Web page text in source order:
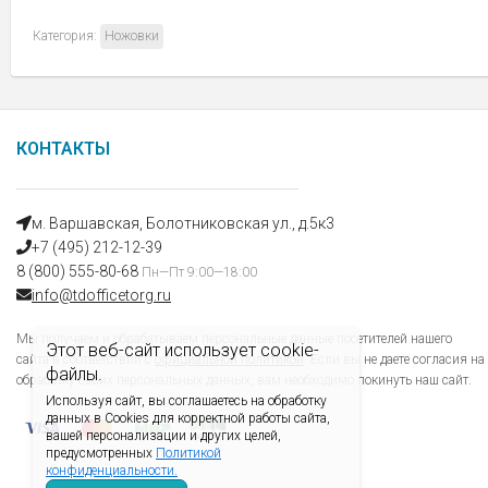
Этот веб-сайт использует cookie-
файлы.
Используя сайт, вы соглашаетесь на обработку
данных в Cookies для корректной работы сайта,
вашей персонализации и других целей,
предусмотренных Политикой
конфиденциальности.
Категория: Ножовки
КОНТАКТЫ
м. Варшавская, Болотниковская ул., д.5к3
+7 (495) 212-12-39
8 (800) 555-80-68 Пн—Пт 9:00—18:00
info@tdofficetorg.ru
Мы получаем и обрабатываем персональные данные посетителей нашего
сайта в соответствии с официальной политикой. Если вы не даете согласия на
обработку своих персональных данных, вам необходимо покинуть наш сайт.